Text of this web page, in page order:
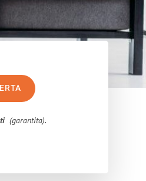
(garantita).